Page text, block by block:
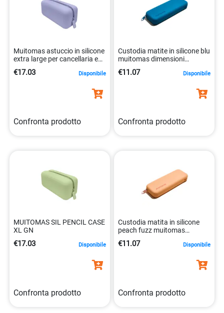
Muitomas astuccio in silicone
extra large per cancellaria e
€17.03 Disponibile
Confronta prodotto
Custodia matite in silicone blu
muitomas dimensioni
€11.07 Disponibile
Confronta prodotto
MUITOMAS SIL PENCIL CASE
XL GN
€17.03 Disponibile
Confronta prodotto
Custodia matita in silicone
peach fuzz muitomas
€11.07 Disponibile
Confronta prodotto